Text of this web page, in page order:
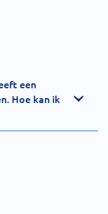
een
Hoe kan ik